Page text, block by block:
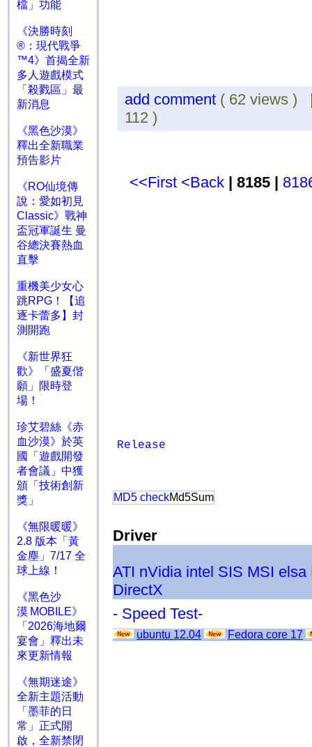
檔」功能
《決勝時刻
®：現代戰爭
™4》首揭全新
多人遊戲模式
「殺戮區」最
新消息
《黑色沙漠》
釋出全新職業
預告影片
《RO仙境傳
說：愛如初見
Classic》戰神
盃冠軍誕生 曼
谷總決賽熱血
直擊
重機美少女心
跳RPG！【追
逐卡蕾多】封
測開跑
《新世界狂
歡》「盛夏偕
願」限時登
場！
珍艾碧絲《赤
血沙漠》於英
國「遊戲開發
者會議」中獲
頒「技術創新
獎」
《無限暖暖》
2.8 版本「黃
金塵」7/17 全
球上線！
《黑色沙
漠 MOBILE》
「2026海地爾
宴會」釋出未
來更新情報
《無期迷途》
全新主題活動
「墨菲的日
常」正式開
啟，全新禁閉
add comment ( 62 views
112 )
<<First <Back | 8185 |
Release
MD5 checkMd5Sum
Driver
ATI nVidia intel SIS MSI elsa
DirectX
- Speed Test-
ubuntu 12.04 Fedora core 17